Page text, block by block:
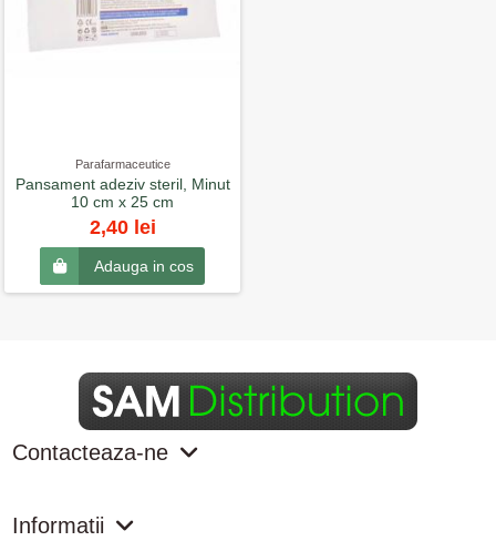
Parafarmaceutice
Pansament adeziv steril, Minut
10 cm x 25 cm
2,40 lei
Adauga in cos
Contacteaza-ne
Informatii